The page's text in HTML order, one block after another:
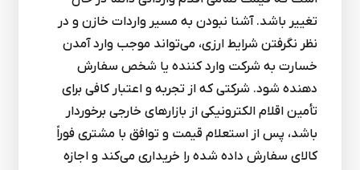
تغییر باشد. آشنا نبودن به مسیر واردات خازن و در
نظر نگرفتن شرایط ارزی، می‌تواند موجب وارد آمدن
خسارت به شرکت وارد کننده یا شخص سفارش
دهنده شود. شرکتی که از تجربه و اعتبار کافی برای
تأمین اقلام الکترونیکی از بازارهای خارجی برخوردار
باشد، پس از استعلام قیمت و توافق با مشتری فوراً
کالای سفارش داده شده را خریداری می‌کند و اجازه